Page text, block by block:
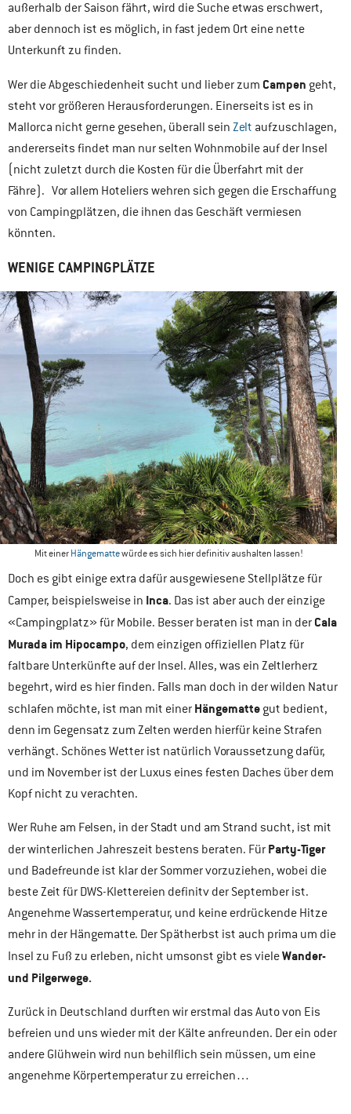
außerhalb der Saison fährt, wird die Suche etwas erschwert,
aber dennoch ist es möglich, in fast jedem Ort eine nette
Unterkunft zu finden.
Wer die Abgeschiedenheit sucht und lieber zum Campen geht,
steht vor größeren Herausforderungen. Einerseits ist es in
Mallorca nicht gerne gesehen, überall sein Zelt aufzuschlagen,
andererseits findet man nur selten Wohnmobile auf der Insel
(nicht zuletzt durch die Kosten für die Überfahrt mit der
Fähre). Vor allem Hoteliers wehren sich gegen die Erschaffung
von Campingplätzen, die ihnen das Geschäft vermiesen
könnten.
WENIGE CAMPINGPLÄTZE
Mit einerHängemattewürde es sich hier definitiv aushalten lassen!
Doch es gibt einige extra dafür ausgewiesene Stellplätze für
Camper, beispielsweise in Inca. Das ist aber auch der einzige
«Campingplatz» für Mobile. Besser beraten ist man in der Cala
Murada im Hipocampo, dem einzigen offiziellen Platz für
faltbare Unterkünfte auf der Insel. Alles, was ein Zeltlerherz
begehrt, wird es hier finden. Falls man doch in der wilden Natur
schlafen möchte, ist man mit einer Hängematte gut bedient,
denn im Gegensatz zum Zelten werden hierfür keine Strafen
verhängt. Schönes Wetter ist natürlich Voraussetzung dafür,
und im November ist der Luxus eines festen Daches über dem
Kopf nicht zu verachten.
Wer Ruhe am Felsen, in der Stadt und am Strand sucht, ist mit
der winterlichen Jahreszeit bestens beraten. Für Party-Tiger
und Badefreunde ist klar der Sommer vorzuziehen, wobei die
beste Zeit für DWS-Klettereien definitv der September ist.
Angenehme Wassertemperatur, und keine erdrückende Hitze
mehr in der Hängematte. Der Spätherbst ist auch prima um die
Insel zu Fuß zu erleben, nicht umsonst gibt es vieleWander-
und Pilgerwege.
Zurück in Deutschland durften wir erstmal das Auto von Eis
befreien und uns wieder mit der Kälte anfreunden. Der ein oder
andere Glühwein wird nun behilflich sein müssen, um eine
angenehme Körpertemperatur zu erreichen…